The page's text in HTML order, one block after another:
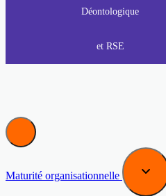
Déontologique
et RSE
Maturité organisationnelle